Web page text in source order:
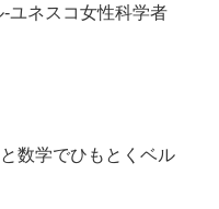
ユネスコ女性科学者
数学でひもとくベル